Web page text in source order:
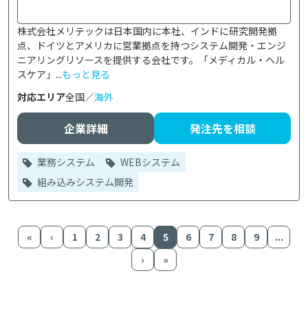
株式会社メリテックは日本国内に本社、インドに研究開発拠
点、ドイツとアメリカに営業拠点を持つシステム開発・エンジ
ニアリングリソースを提供する会社です。「メディカル・ヘル
スケア」...もっと見る
対応エリア全国／海外
企業詳細 発注先を相談
業務システム
WEBシステム
組み込みシステム開発
« ‹ 1 2 3 4 5 6 7 8 9
...
›
»